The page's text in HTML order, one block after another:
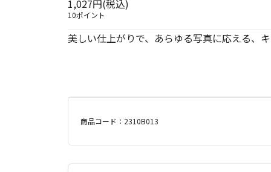
1,027円(税込)
10ポイント
美しい仕上がりで、あらゆる写真に応える、
商品コード：2310B013